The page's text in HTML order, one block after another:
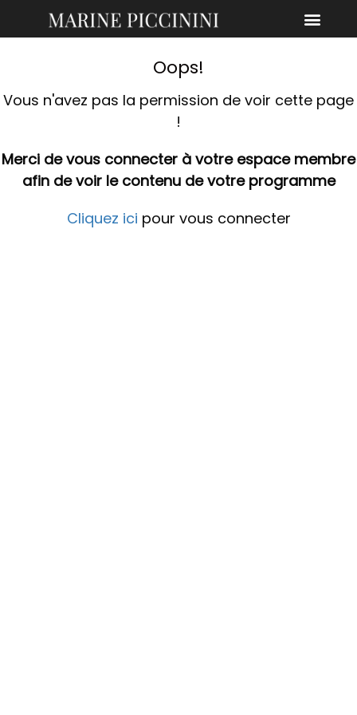
Oops!
Vous n'avez pas la permission de voir cette page
!
Merci de vous connecter à votre espace membre
afin de voir le contenu de votre programme
Cliquez ici pour vous connecter